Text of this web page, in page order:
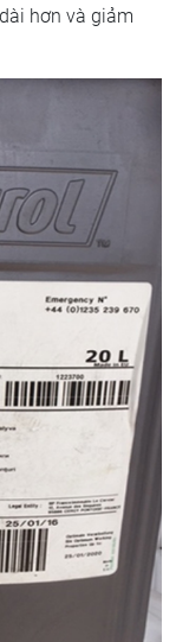
hơn và giảm